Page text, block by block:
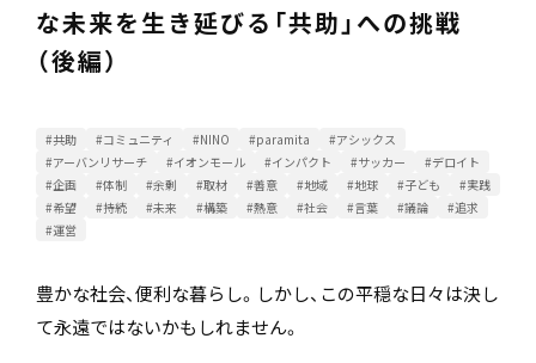
な未来を生き延びる「共助」への挑戦
（後編）
#共助 #コミュニティ #NINO #paramita
#アシックス
#アーバンリサーチ
#イオンモール #インパクト #サッカー
#デロイト
#企画
#体制 #余剰 #取材 #善意 #地域 #地球 #子ども
#実践
#希望
#持続 #未来 #構築 #熱意 #社会 #言葉 #議論
#追求
#運営
豊かな社会、便利な暮らし。しかし、この平穏な日々は決し
て永遠ではないかもしれません。